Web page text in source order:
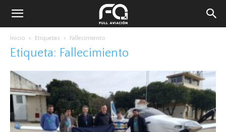
Inicio Etiquetas Fallecimiento
Etiqueta: Fallecimiento